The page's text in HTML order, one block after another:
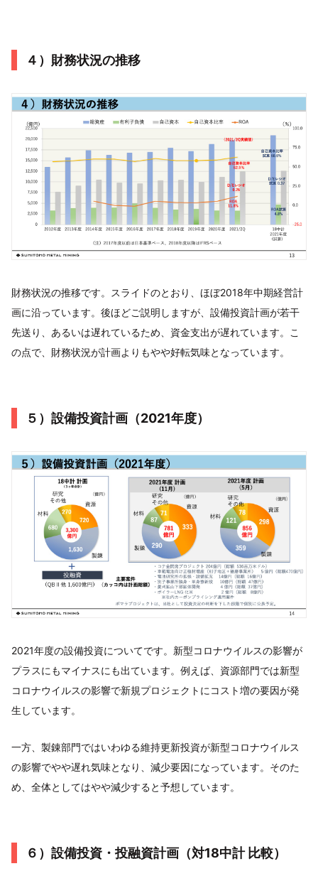
４）財務状況の推移
財務状況の推移です。スライドのとおり、ほぼ2018年中期経営計
画に沿っています。後ほどご説明しますが、設備投資計画が若干
先送り、あるいは遅れているため、資金支出が遅れています。こ
の点で、財務状況が計画よりもやや好転気味となっています。
５）設備投資計画（2021年度）
2021年度の設備投資についてです。新型コロナウイルスの影響が
プラスにもマイナスにも出ています。例えば、資源部門では新型
コロナウイルスの影響で新規プロジェクトにコスト増の要因が発
生しています。
一方、製錬部門ではいわゆる維持更新投資が新型コロナウイルス
の影響でやや遅れ気味となり、減少要因になっています。そのた
め、全体としてはやや減少すると予想しています。
６）設備投資・投融資計画（対18中計 比較）